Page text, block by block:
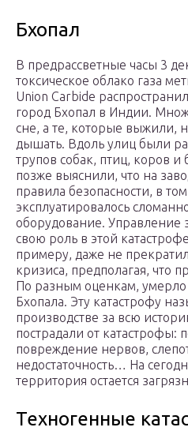
Бхопал
В предрассветные часы 3
токсическое облако газа
Union Carbide
город Бхопал в Индии.
сне, а те, которые выжили,
дышать. Вдоль улиц были
трупов собак, птиц, коров и
позже выяснили, что на
правила безопасности, в
эксплуатировалось
оборудование. Управление
свою роль в этой
примеру, даже не
кризиса, предполагая, что
По разным оценкам, умерло
Бхопала. Эту катастрофу
производстве за всю
пострадали от катастрофы:
повреждение нервов,
недостаточность… На
территория остается
Техногенные